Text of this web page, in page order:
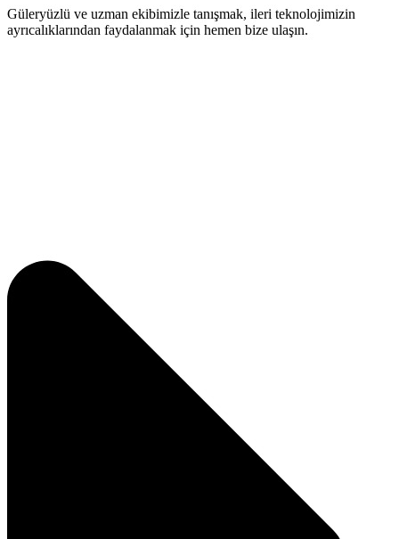
Güleryüzlü ve uzman ekibimizle tanışmak, ileri teknolojimizin
ayrıcalıklarından faydalanmak için hemen bize ulaşın.